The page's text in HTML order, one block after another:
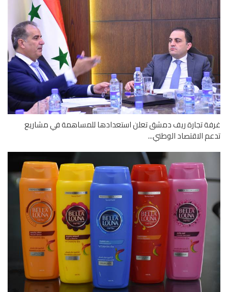
تجارة ريف دمشق تعلن استعدادها للمساهمة في مشاريع
الاقتصاد الوطني...